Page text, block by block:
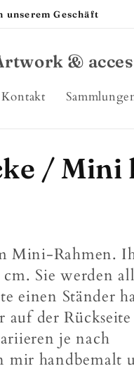
unserem Geschäft
&
Kontakt
/ Mini
Mini-Rahmen.
Sie werden
einen Ständer
auf der Rückseite
je nach
mir handbemalt